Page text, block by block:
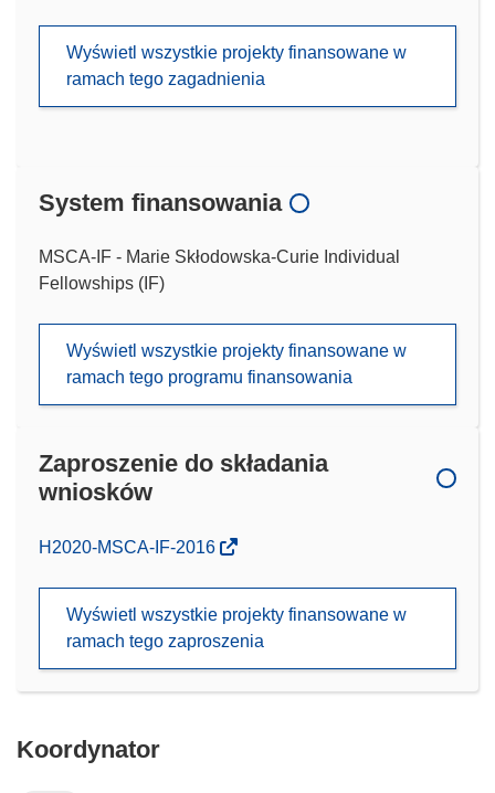
Wyświetl wszystkie projekty finansowane w
ramach tego zagadnienia
System finansowania
MSCA-IF - Marie Skłodowska-Curie Individual
Fellowships (IF)
Wyświetl wszystkie projekty finansowane w
ramach tego programu finansowania
Zaproszenie do składania
wniosków
(odnośnik
nowym
H2020-MSCA-IF-2016
Wyświetl wszystkie projekty finansowane w
ramach tego zaproszenia
Koordynator